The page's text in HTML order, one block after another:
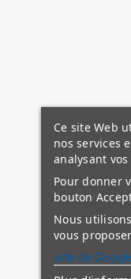
Ce site Web
nos services
analysant
Pour donner
bouton
Nous
vous
site de